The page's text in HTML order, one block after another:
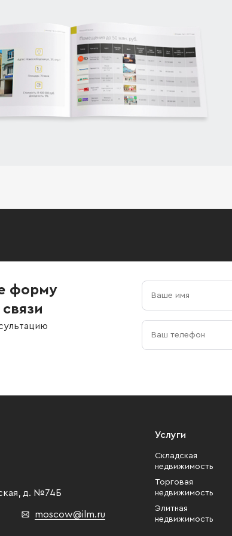
форму
д. №74Б
moscow@ilm.ru
Услуги
Складская
недвижимость
Торговая
недвижимость
Элитная
недвижимость